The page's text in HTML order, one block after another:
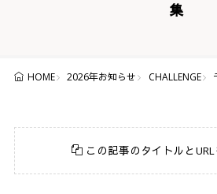
集
HOME 2026年お知らせ CHALLENGE
この記事のタイトルと